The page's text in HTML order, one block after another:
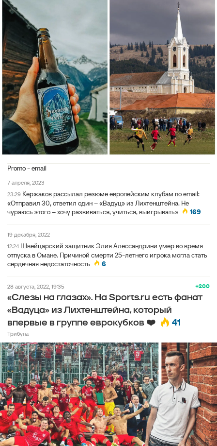
Promo - email
7 апреля, 2023
23:29 Кержаков рассылал резюме европейским клубам по email:
«Отправил 30, ответил один – «Вадуц» из Лихтенштейна. Не
чураюсь этого – хочу развиваться, учиться, выигрывать»
169
19 декабря, 2022
12:24 Швейцарский защитник Элия Алессандрини умер во время
отпуска в Омане. Причиной смерти 25-летнего игрока могла стать
сердечная недостаточность
6
+200
28 августа, 2022, 19:35
«Слезы на глазах». На Sports.ru есть фанат
«Вадуца» из Лихтенштейна, который
впервые в группе еврокубков ❤️
41
Трибуна